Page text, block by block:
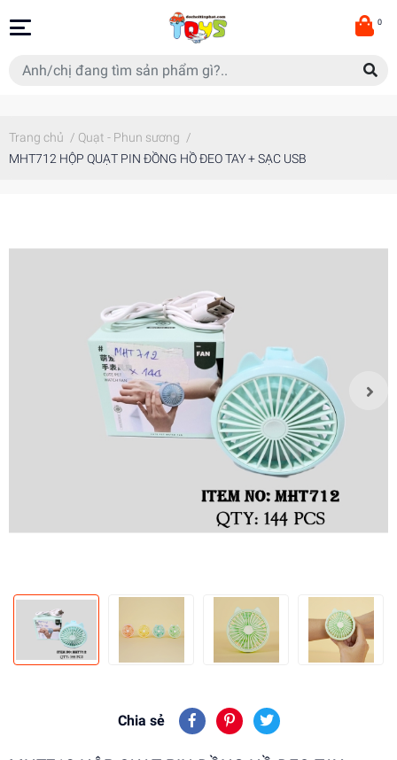
0
Trang chủ / Quạt - Phun sương /
MHT712 HỘP QUẠT PIN ĐỒNG HỒ ĐEO TAY + SẠC USB
Chia sẻ